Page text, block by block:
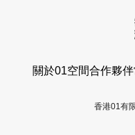
關於01空間合作夥伴
香港01有